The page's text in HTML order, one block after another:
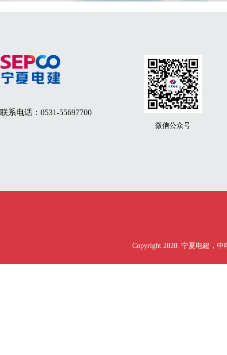
联系电话：0531-55697700
微信公众号
Copyright 2020. 宁夏电建，